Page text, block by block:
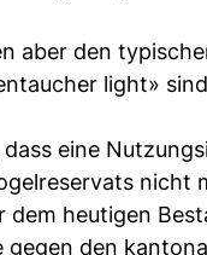
aber den
light»
eine
nicht
dem heutigen
den